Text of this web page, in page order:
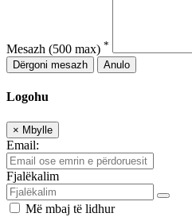
Mesazh (500 max) *
Dërgoni mesazh
Anulo
Logohu
× Mbylle
Email:
Fjalëkalim
Më mbaj të lidhur